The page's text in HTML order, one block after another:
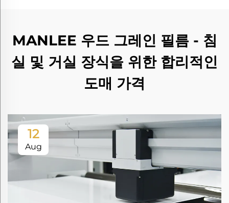
MANLEE 우드 그레인 필름 - 침
실 및 거실 장식을 위한 합리적인
도매 가격
12
Aug